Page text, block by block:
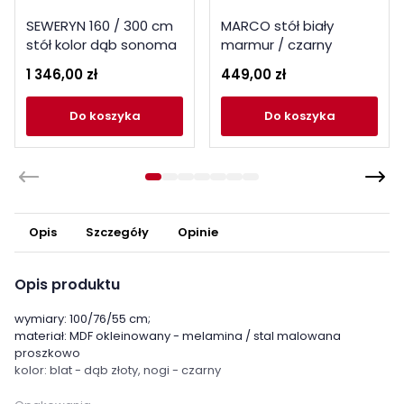
SEWERYN 160 / 300 cm
stół kolor dąb sonoma
1 346,00 zł
do koszyka
MARCO stół biały
marmur / czarny
449,00 zł
do koszyka
Opis Szczegóły Opinie
Opis produktu
wymiary: 100/76/55 cm;
materiał: MDF okleinowany - melamina / stal malowana
proszkowo
kolor: blat - dąb złoty, nogi - czarny